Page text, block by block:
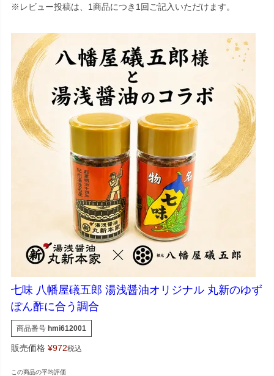
※レビュー投稿は、1商品につき1回ご記入いただけます。
七味 八幡屋礒五郎 湯浅醤油オリジナル 丸新のゆず
ぽん酢に合う調合
商品番号 hmi612001
販売価格 ¥972税込